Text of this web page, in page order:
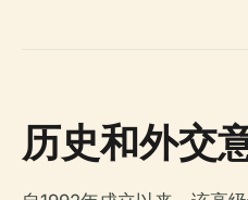
历史和外交